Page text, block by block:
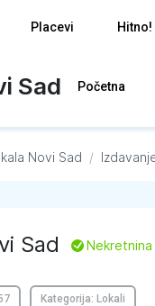
Placevi Hitno!
Sad Početna
Novi Sad /
Sad L Nekretnina
Kategorija: Lokali